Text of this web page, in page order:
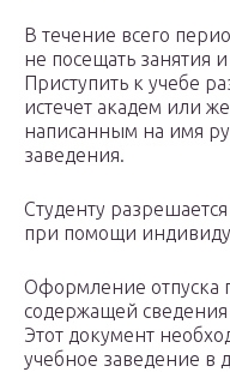
В течение всего
не посещать занятия
Приступить к учебе
истечет академ или
написанным на имя
заведения.
Студенту
при помощи
Оформление отпуска
содержащей
Этот документ
учебное заведение в